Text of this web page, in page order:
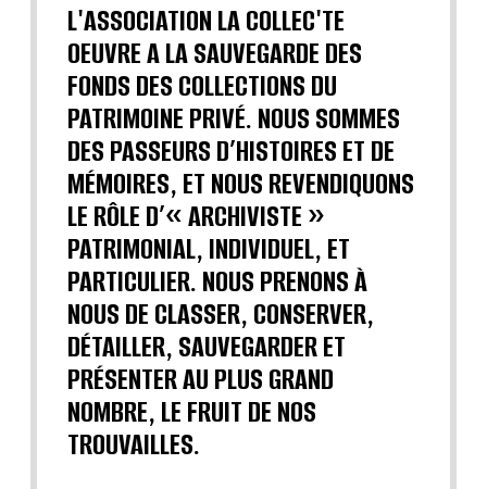
L'ASSOCIATION LA COLLEC'TE
OEUVRE A LA SAUVEGARDE DES
FONDS DES COLLECTIONS DU
PATRIMOINE PRIVÉ. NOUS SOMMES
DES PASSEURS D’HISTOIRES ET DE
MÉMOIRES, ET NOUS REVENDIQUONS
LE RÔLE D’« ARCHIVISTE »
PATRIMONIAL, INDIVIDUEL, ET
PARTICULIER. NOUS PRENONS À
NOUS DE CLASSER, CONSERVER,
DÉTAILLER, SAUVEGARDER ET
PRÉSENTER AU PLUS GRAND
NOMBRE, LE FRUIT DE NOS
TROUVAILLES.